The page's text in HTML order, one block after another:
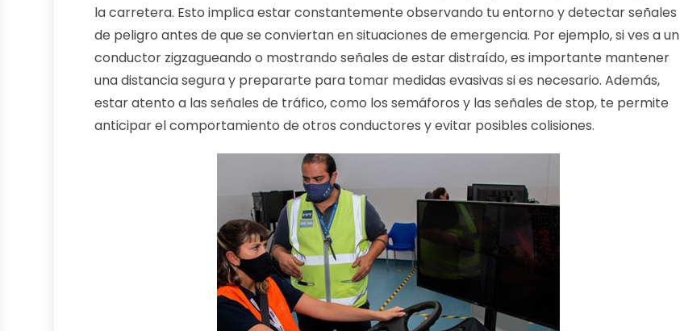
la carretera. Esto implica estar constantemente observando tu entorno y detectar señales
de peligro antes de que se conviertan en situaciones de emergencia. Por ejemplo, si ves a un
conductor zigzagueando o mostrando señales de estar distraído, es importante mantener
una distancia segura y prepararte para tomar medidas evasivas si es necesario. Además,
estar atento a las señales de tráfico, como los semáforos y las señales de stop, te permite
anticipar el comportamiento de otros conductores y evitar posibles colisiones.